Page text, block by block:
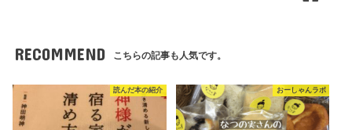
RECOMMEND こちらの記事も人気です。
読んだ本の紹介 おーしゃんラボ